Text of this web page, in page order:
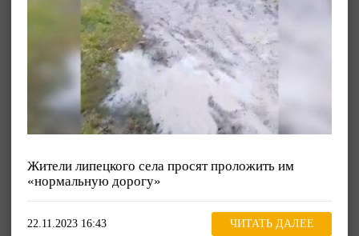
Жители липецкого села просят проложить им
«нормальную дорогу»
22.11.2023 16:43 ЧИТАТЬ ДАЛЕЕ